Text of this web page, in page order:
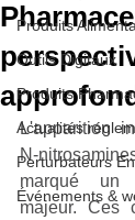
Produits
Outils Digitaux
Produits
Actualités
Perturbateurs
Événements &
L'apparition
N-
marqué un
majeur. Ces